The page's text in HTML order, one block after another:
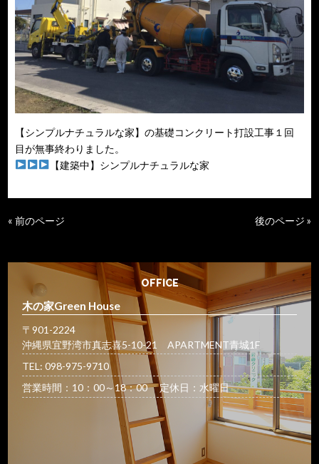
【シンプルナチュラルな家】の基礎コンクリート打設工事１回
目が無事終わりました。
【建築中】シンプルナチュラルな家
« 前のページ 後のページ »
OFFICE
木の家Green House
〒901-2224
沖縄県宜野湾市真志喜5-10-21 APARTMENT青城1F
TEL: 098-975-9710
営業時間：10：00～18：00 定休日：水曜日